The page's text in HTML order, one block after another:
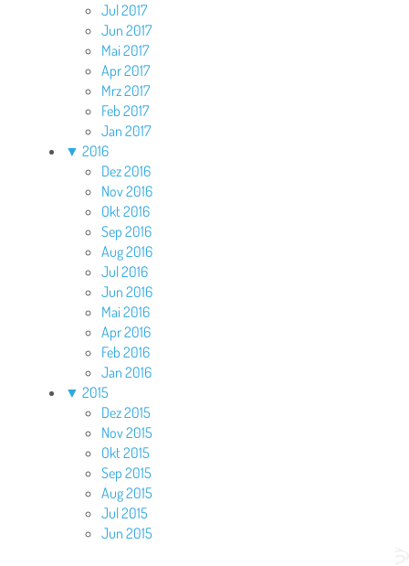
Jul 2017
Jun 2017
Mai 2017
Apr 2017
Mrz 2017
Feb 2017
Jan 2017
▼ 2016
Dez 2016
Nov 2016
Okt 2016
Sep 2016
Aug 2016
Jul 2016
Jun 2016
Mai 2016
Apr 2016
Feb 2016
Jan 2016
▼ 2015
Dez 2015
Nov 2015
Okt 2015
Sep 2015
Aug 2015
Jul 2015
Jun 2015